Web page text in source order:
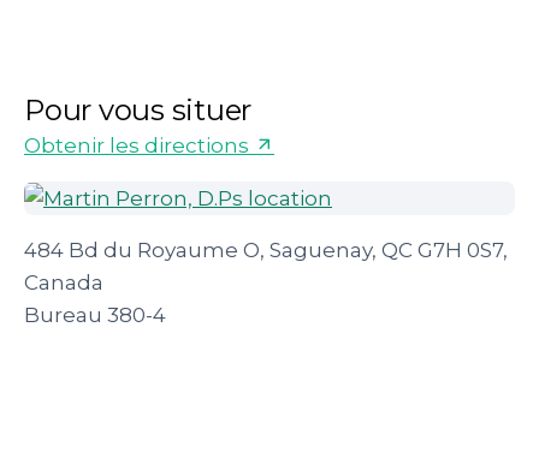
Pour vous situer
Obtenir les directions
484 Bd du Royaume O, Saguenay, QC G7H 0S7,
Canada
Bureau 380-4